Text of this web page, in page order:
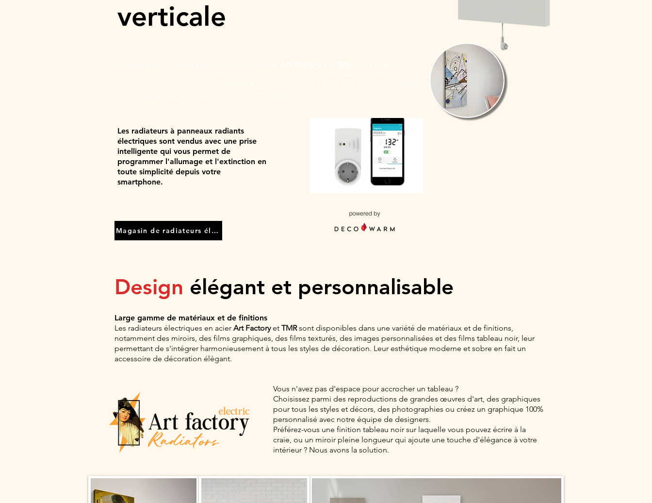
verticale
Les radiateurs à panneaux radiants
électriques sont vendus avec une prise
intelligente qui vous permet de
programmer l'allumage et l'extinction en
toute simplicité depuis votre
smartphone.
Magasin de radiateurs électriques
Design élégant et personnalisable
Large gamme de matériaux et de finitions
Les radiateurs électriques en acier Art Factoryet TMRsont disponibles dans une variété de matériaux et de finitions,
notamment des miroirs, des films graphiques, des films texturés, des images personnalisées et des films tableau noir, leur
permettant de s'intégrer harmonieusement à tous les styles de décoration. Leur esthétique moderne et sobre en fait un
accessoire de décoration élégant.
Vous n'avez pas d'espace pour accrocher un tableau ?
Choisissez parmi des reproductions de grandes œuvres d'art, des graphiques
pour tous les styles et décors, des photographies ou créez un graphique 100%
personnalisé avec notre équipe de designers.
Préférez-vous une finition tableau noir sur laquelle vous pouvez écrire à la
craie, ou un miroir pleine longueur qui ajoute une touche d'élégance à votre
intérieur ? Nous avons la solution.